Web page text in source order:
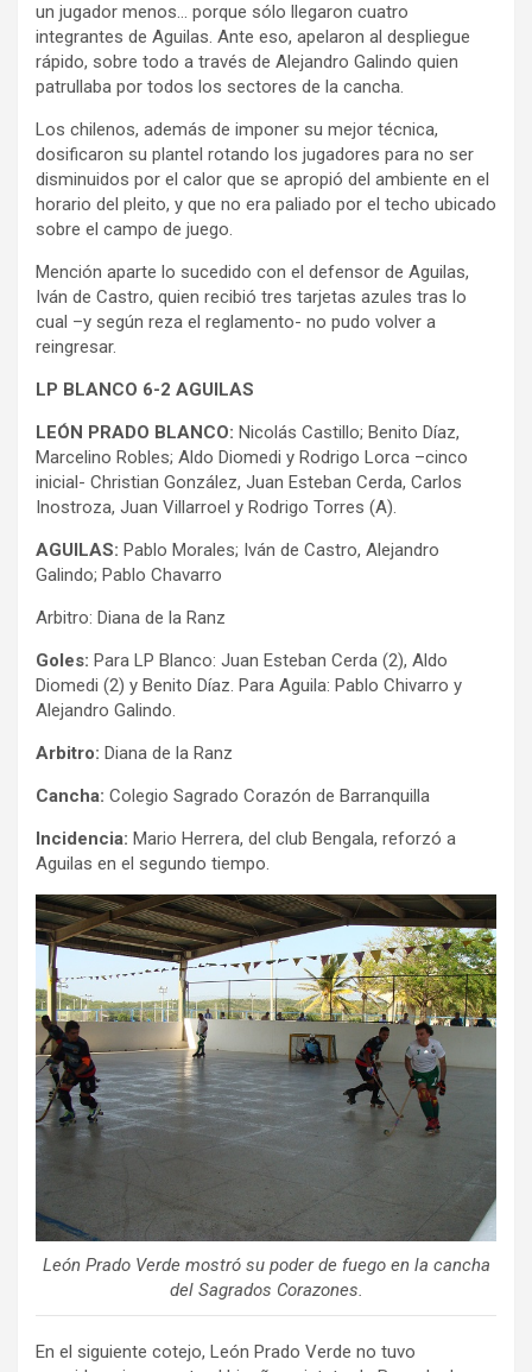
un jugador menos… porque sólo llegaron cuatro
integrantes de Aguilas. Ante eso, apelaron al despliegue
rápido, sobre todo a través de Alejandro Galindo quien
patrullaba por todos los sectores de la cancha.
Los chilenos, además de imponer su mejor técnica,
dosificaron su plantel rotando los jugadores para no ser
disminuidos por el calor que se apropió del ambiente en el
horario del pleito, y que no era paliado por el techo ubicado
sobre el campo de juego.
Mención aparte lo sucedido con el defensor de Aguilas,
Iván de Castro, quien recibió tres tarjetas azules tras lo
cual –y según reza el reglamento- no pudo volver a
reingresar.
LP BLANCO 6-2 AGUILAS
LEÓN PRADO BLANCO: Nicolás Castillo; Benito Díaz,
Marcelino Robles; Aldo Diomedi y Rodrigo Lorca –cinco
inicial- Christian González, Juan Esteban Cerda, Carlos
Inostroza, Juan Villarroel y Rodrigo Torres (A).
AGUILAS: Pablo Morales; Iván de Castro, Alejandro
Galindo; Pablo Chavarro
Arbitro: Diana de la Ranz
Goles: Para LP Blanco: Juan Esteban Cerda (2), Aldo
Diomedi (2) y Benito Díaz. Para Aguila: Pablo Chivarro y
Alejandro Galindo.
Arbitro: Diana de la Ranz
Cancha: Colegio Sagrado Corazón de Barranquilla
Incidencia: Mario Herrera, del club Bengala, reforzó a
Aguilas en el segundo tiempo.
León Prado Verde mostró su poder de fuego en la cancha
del Sagrados Corazones.
En el siguiente cotejo, León Prado Verde no tuvo